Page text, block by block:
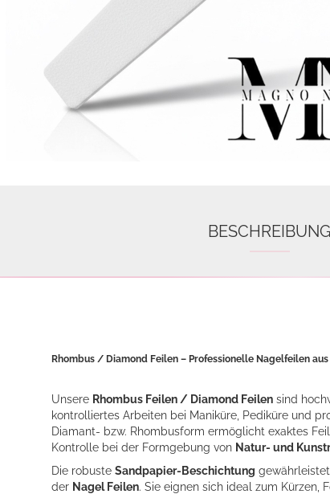
Acrylfarbe / Aquarell
BESCHREIBUNG
Rhombus / Diamond Feilen – Professionelle Nagelfeilen
Unsere Rhombus Feilen / Diamond Feilen sind
kontrolliertes Arbeiten bei Maniküre, Pediküre und
Diamant- bzw. Rhombusform ermöglicht exaktes
Kontrolle bei der Formgebung von Natur- und
Die robuste Sandpapier-Beschichtung
der Nagel Feilen. Sie eignen sich ideal zum Kürzen,